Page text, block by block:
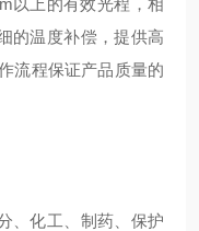
以上的有效光程，相
的温度补偿，提供高
流程保证产品质量的
、化工 、制药 、保护